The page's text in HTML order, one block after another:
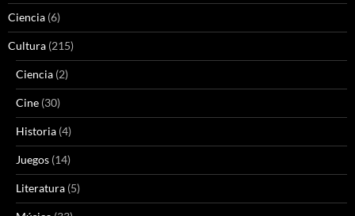
Ciencia (6)
Cultura (215)
Ciencia (2)
Cine (30)
Historia (4)
Juegos (14)
Literatura (5)